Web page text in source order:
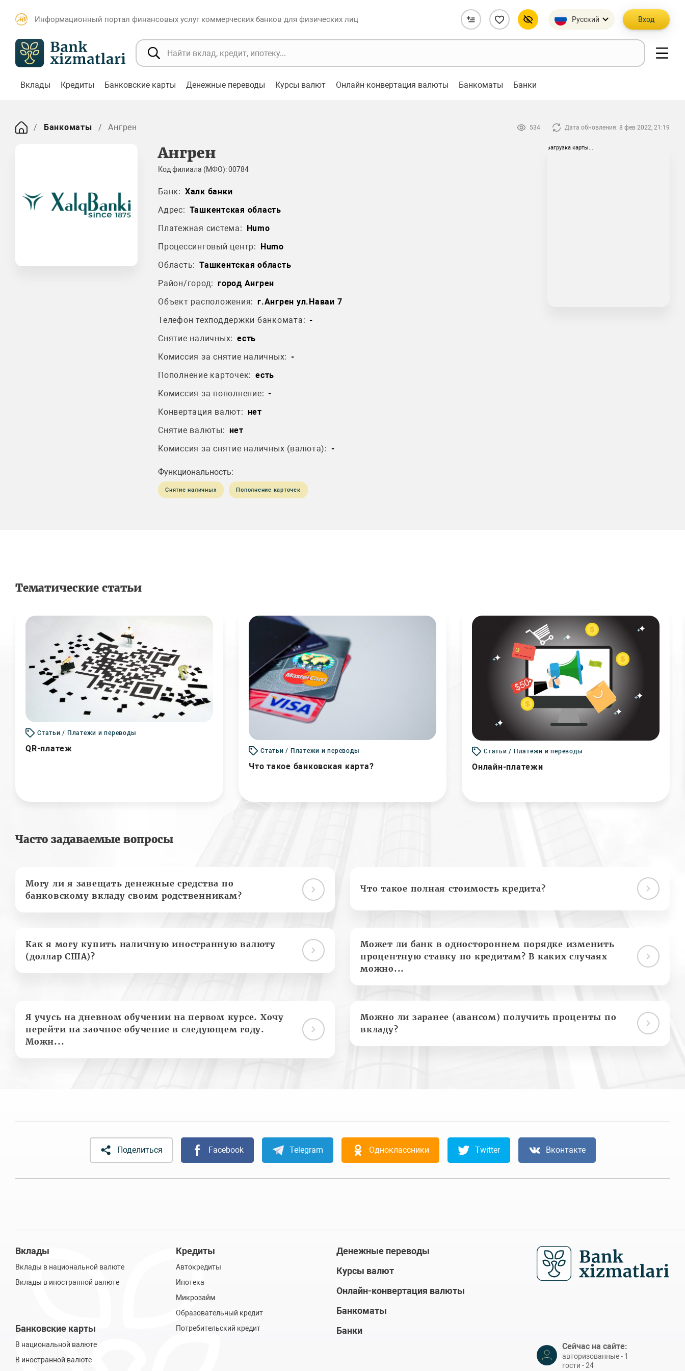
Информационный портал финансовых услуг коммерческих банков для физических лиц Русский Вход
Вклады Кредиты Банковские карты Денежные переводы Курсы валют Онлайн-конвертация валюты Банкоматы Банки
Банкоматы Ангрен 534 Дата обновления: 8 фев 2022, 21:19
Ангрен
Код филиала (МФО): 00784
Банк: Халк банки
Адрес: Ташкентская область
Платежная система: Humo
Процессинговый центр: Humo
Область: Ташкентская область
Район/город: город Ангрен
Объект расположения: г.Ангрен ул.Наваи 7
Телефон техподдержки банкомата: -
Снятие наличных: есть
Комиссия за снятие наличных: -
Пополнение карточек: есть
Комиссия за пополнение: -
Конвертация валют: нет
Снятие валюты: нет
Комиссия за снятие наличных (валюта): -
Функциональность:
Снятие наличных Пополнение карточек
загрузка карты...
Тематические статьи
Статьи / Платежи и переводы
QR-платеж Статьи / Платежи и переводы
Что такое банковская карта?
Статьи / Платежи и переводы
Онлайн-платежи
Часто задаваемые вопросы
Могу ли я завещать денежные средства по
банковскому вкладу своим родственникам?
Что такое полная стоимость кредита?
Как я могу купить наличную иностранную валюту
(доллар США)?
Может ли банк в одностороннем порядке изменить
процентную ставку по кредитам? В каких случаях
можно...
Я учусь на дневном обучении на первом курсе. Хочу
перейти на заочное обучение в следующем году.
Можн...
Можно ли заранее (авансом) получить проценты по
вкладу?
Поделиться Facebook Telegram Одноклассники Twitter Вконтакте
Вклады
Вклады в национальной валюте
Вклады в иностранной валюте
Банковские карты
В национальной валюте
В иностранной валюте
Кредиты
Автокредиты
Ипотека
Микрозайм
Образовательный кредит
Потребительский кредит
Денежные переводы
Курсы валют
Онлайн-конвертация валюты
Банкоматы
Банки
авторизованные - 1
гости - 24